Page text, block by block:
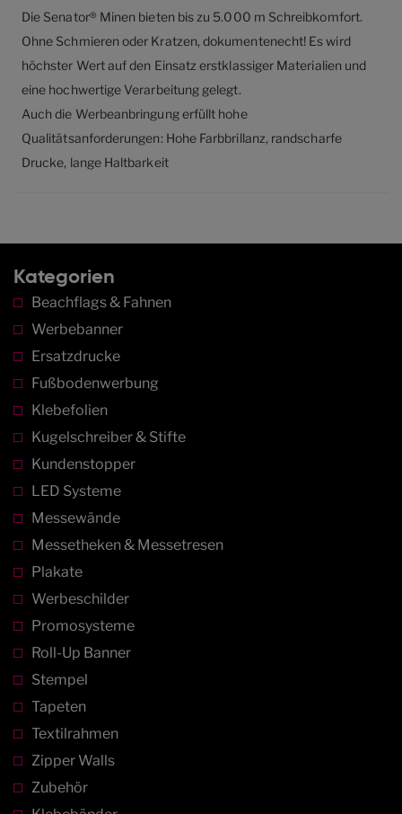
Die Senator® Minen bieten bis zu 5.000 m Schreibkomfort.
Ohne Schmieren oder Kratzen, dokumentenecht! Es wird
höchster Wert auf den Einsatz erstklassiger Materialien und
eine hochwertige Verarbeitung gelegt.
Auch die Werbeanbringung erfüllt hohe
Qualitätsanforderungen: Hohe Farbbrillanz, randscharfe
Drucke, lange Haltbarkeit
Kategorien
Beachflags & Fahnen
Werbebanner
Ersatzdrucke
Fußbodenwerbung
Klebefolien
Kugelschreiber & Stifte
Kundenstopper
LED Systeme
Messewände
Messetheken & Messetresen
Plakate
Werbeschilder
Promosysteme
Roll-Up Banner
Stempel
Tapeten
Textilrahmen
Zipper Walls
Zubehör